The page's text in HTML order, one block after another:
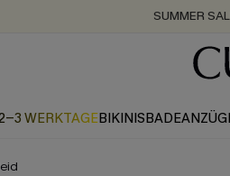
ZUM NEWSLETTER:
3 WERKTAGEBIKINIS